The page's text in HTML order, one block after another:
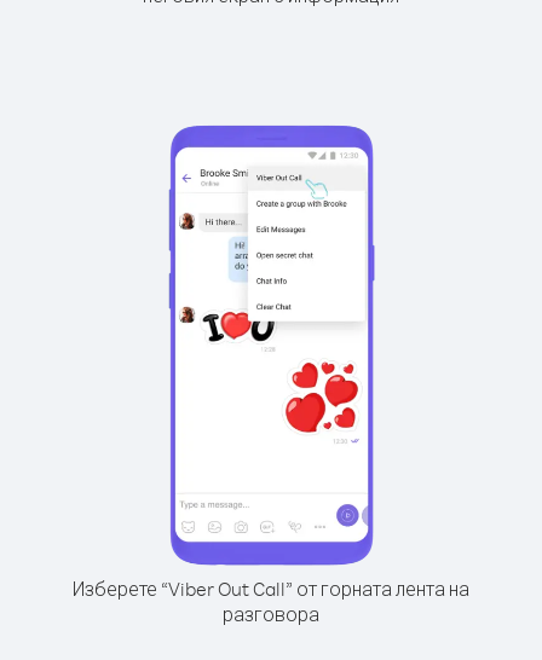
Изберете “Viber Out Call” от горната лента на
разговора